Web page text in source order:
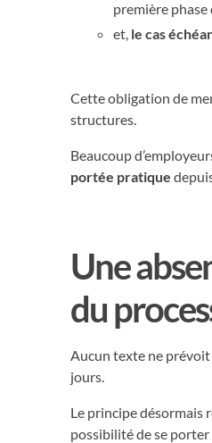
première phase
et, le cas
Cette obligation de
structures.
Beaucoup
portée pratique
Une
du
Aucun texte ne prévoit
jours.
Le principe désormais
possibilité de se